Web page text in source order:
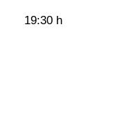
19:30 h